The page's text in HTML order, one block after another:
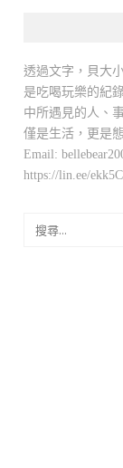
透過文字，貝大
是吃喝玩樂的紀
中所遇見的人、
僅是生活
Email:
https://lin.ee/